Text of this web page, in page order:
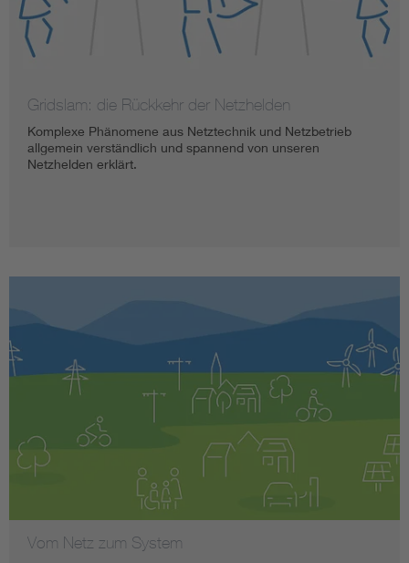
Gridslam: die Rückkehr der Netzhelden
Komplexe Phänomene aus Netztechnik und Netzbetrieb
allgemein verständlich und spannend von unseren
Netzhelden erklärt.
Vom Netz zum System